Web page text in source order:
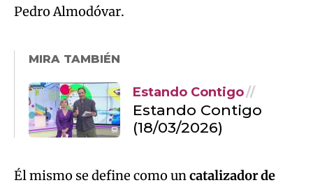
Pedro Almodóvar.
MIRA TAMBIÉN
Estando Contigo
Estando Contigo
(18/03/2026)
Él mismo se define como uncatalizador de